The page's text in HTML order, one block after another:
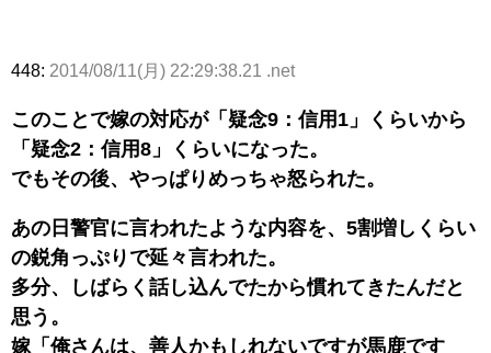
448: 2014/08/11(月) 22:29:38.21 .net
このことで嫁の対応が「疑念9：信用1」くらいから
「疑念2：信用8」くらいになった。
でもその後、やっぱりめっちゃ怒られた。
あの日警官に言われたような内容を、5割増しくらい
の鋭角っぷりで延々言われた。
多分、しばらく話し込んでたから慣れてきたんだと
思う。
嫁「俺さんは、善人かもしれないですが馬鹿です